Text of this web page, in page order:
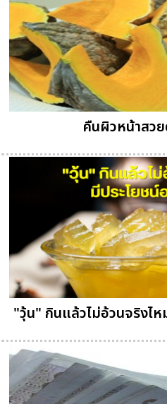
คืนผิวหน้าสว
"วุ้น" กินแล้วไม่อ้วนจริงไห